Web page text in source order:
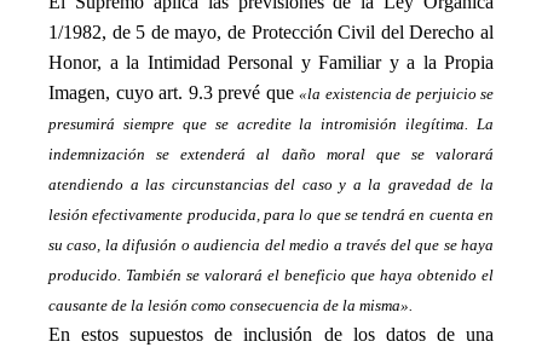
1/1982, de 5 de mayo, de Protección Civil del Derecho al
Honor, a la Intimidad Personal y Familiar y a la Propia
Imagen, cuyo art. 9.3 prevé que «la existencia de perjuicio se
presumirá siempre que se acredite la intromisión ilegítima. La
indemnización se extenderá al daño moral que se valorará
atendiendo a las circunstancias del caso y a la gravedad de la
lesión efectivamente producida, para lo que se tendrá en cuenta en
su caso, la difusión o audiencia del medio a través del que se haya
producido. También se valorará el beneficio que haya obtenido el
causante de la lesión como consecuencia de la misma».
En estos supuestos de inclusión de los datos de una